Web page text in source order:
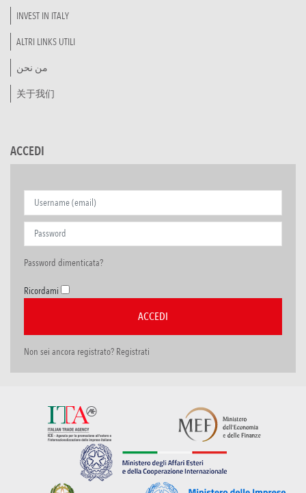
INVEST IN ITALY
ALTRI LINKS UTILI
من نحن
关于我们
ACCEDI
Password dimenticata?
Ricordami
Non sei ancora registrato? Registrati